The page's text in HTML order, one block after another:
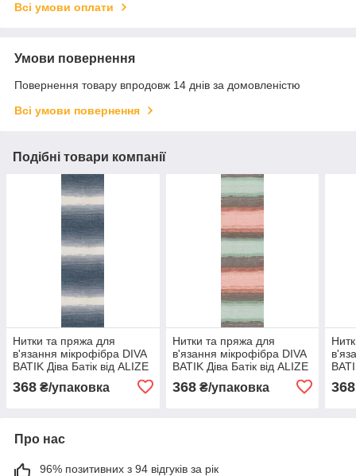
Всі умови оплати
Умови повернення
Повернення товару впродовж 14 днів за домовленістю
Всі умови повернення
Подібні товари компанії
Нитки та пряжа для
в'язання мікрофібра DIVA
BATIK Діва Батік від ALIZE
368 ₴/упаковка
Нитки та пряжа для
в'язання мікрофібра DIVA
BATIK Діва Батік від ALIZE
368₴/упаковка 368
Про нас
96% позитивних з 94 відгуків за рік